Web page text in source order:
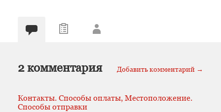
2 комментария Добавить комментарий →
Контакты. Способы оплаты, Местоположение.
Способы отправки